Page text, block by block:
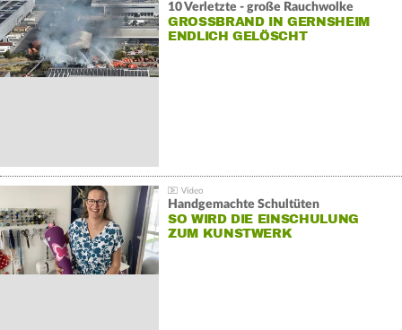
10 Verletzte - große Rauchwolke
GROSSBRAND IN GERNSHEIM E
NDLICH GELÖSCHT
Handgemachte Schultüten
SO WIRD DIE EINSCHULUNG
ZUM KUNSTWERK